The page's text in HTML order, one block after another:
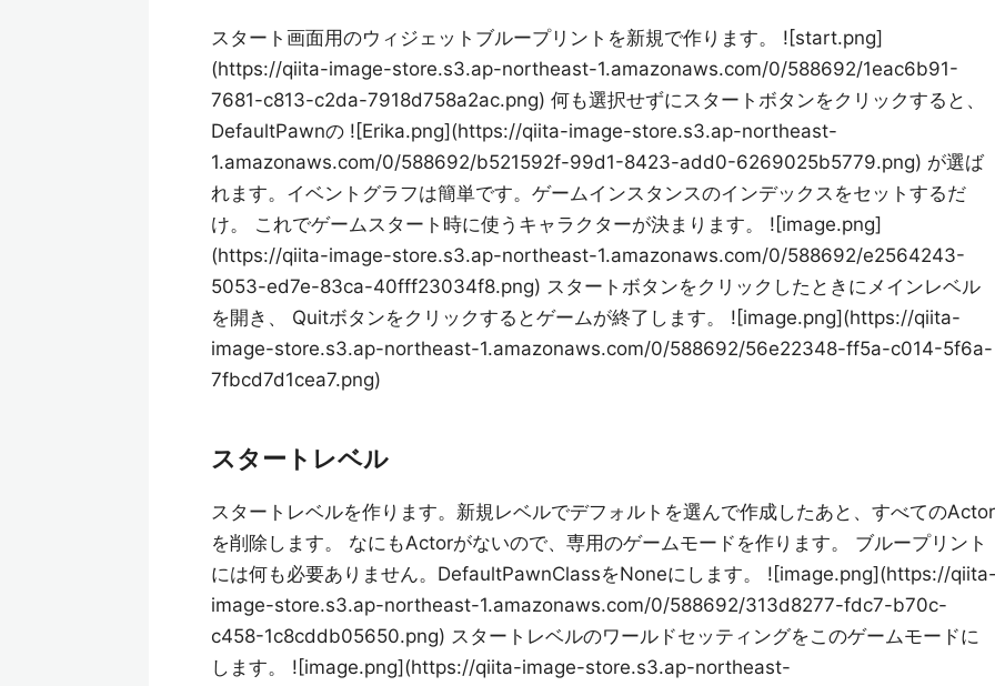
スタート画面用のウィジェットブループリントを新規で作ります。 ![start.png]
(https://qiita-image-store.s3.ap-northeast-1.amazonaws.com/0/588692/1eac6b91-
7681-c813-c2da-7918d758a2ac.png) 何も選択せずにスタートボタンをクリックすると、
DefaultPawnの ![Erika.png](https://qiita-image-store.s3.ap-northeast-
1.amazonaws.com/0/588692/b521592f-99d1-8423-add0-6269025b5779.png) が選ば
れます。イベントグラフは簡単です。ゲームインスタンスのインデックスをセットするだ
け。 これでゲームスタート時に使うキャラクターが決まります。 ![image.png]
(https://qiita-image-store.s3.ap-northeast-1.amazonaws.com/0/588692/e2564243-
5053-ed7e-83ca-40fff23034f8.png) スタートボタンをクリックしたときにメインレベル
を開き、 Quitボタンをクリックするとゲームが終了します。 ![image.png](https://qiita-
image-store.s3.ap-northeast-1.amazonaws.com/0/588692/56e22348-ff5a-c014-5f6a-
7fbcd7d1cea7.png)
スタートレベル
スタートレベルを作ります。新規レベルでデフォルトを選んで作成したあと、すべてのActor
を削除します。 なにもActorがないので、専用のゲームモードを作ります。 ブループリント
には何も必要ありません。DefaultPawnClassをNoneにします。 ![image.png](https://
image-store.s3.ap-northeast-1.amazonaws.com/0/588692/313d8277-fdc7-b70c-
c458-1c8cddb05650.png) スタートレベルのワールドセッティングをこのゲームモードに
します。 ![image.png](https://qiita-image-store.s3.ap-northeast-